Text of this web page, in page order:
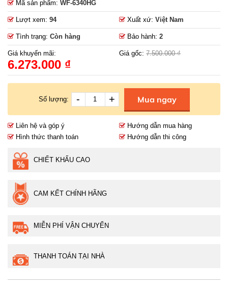
Mã sản phẩm: WF-6340HG
Lượt xem: 94 Xuất xứ: Việt Nam
Tình trạng: Còn hàng Bảo hành: 2
Giá khuyến mãi:
6.273.000 ₫
Giá gốc: 7.500.000 ₫
Số lượng: - + Mua ngay
Liên hệ và góp ý
Hướng dẫn mua hàng
Hình thức thanh toán
Hướng dẫn thi công
CHIẾT KHẤU CAO
CAM KẾT CHÍNH HÃNG
MIỄN PHÍ VẬN CHUYỂN
THANH TOÁN TẠI NHÀ